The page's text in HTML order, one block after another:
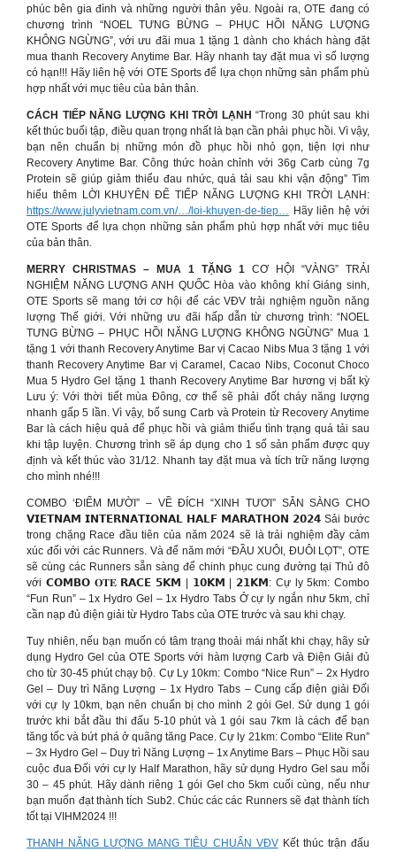
phúc bên gia đình và những người thân yêu. Ngoài ra, OTE đang có
chương trình “NOEL TƯNG BỪNG – PHỤC HỒI NĂNG LƯỢNG
KHÔNG NGỪNG”, với ưu đãi mua 1 tặng 1 dành cho khách hàng đặt
mua thanh Recovery Anytime Bar. Hãy nhanh tay đặt mua vì số lượng
có hạn!!! Hãy liên hệ với OTE Sports để lựa chọn những sản phẩm phù
hợp nhất với mục tiêu của bản thân.
CÁCH TIẾP NĂNG LƯỢNG KHI TRỜI LẠNH“Trong 30 phút sau khi
kết thúc buổi tập, điều quan trọng nhất là bạn cần phải phục hồi. Vì vậy,
bạn nên chuẩn bị những món đồ phục hồi nhỏ gọn, tiện lợi như
Recovery Anytime Bar. Công thức hoàn chỉnh với 36g Carb cùng 7g
Protein sẽ giúp giảm thiểu đau nhức, quá tải sau khi vận động” Tìm
hiểu thêm LỜI KHUYÊN ĐỂ TIẾP NĂNG LƯỢNG KHI TRỜI LẠNH:
https://www.julyvietnam.com.vn/…/loi-khuyen-de-tiep… Hãy liên hệ với
OTE Sports để lựa chọn những sản phẩm phù hợp nhất với mục tiêu
của bản thân.
MERRY CHRISTMAS – MUA 1 TẶNG 1 CƠ HỘI “VÀNG” TRẢI
NGHIỆM NĂNG LƯỢNG ANH QUỐC Hòa vào không khí Giáng sinh,
OTE Sports sẽ mang tới cơ hội để các VĐV trải nghiệm nguồn năng
lượng Thế giới. Với những ưu đãi hấp dẫn từ chương trình: “NOEL
TƯNG BỪNG – PHỤC HỒI NĂNG LƯỢNG KHÔNG NGỪNG” Mua 1
tặng 1 với thanh Recovery Anytime Bar vị Cacao Nibs Mua 3 tặng 1 với
thanh Recovery Anytime Bar vị Caramel, Cacao Nibs, Coconut Choco
Mua 5 Hydro Gel tặng 1 thanh Recovery Anytime Bar hương vị bất kỳ
Lưu ý: Với thời tiết mùa Đông, cơ thể sẽ phải đốt cháy năng lượng
nhanh gấp 5 lần. Vì vậy, bổ sung Carb và Protein từ Recovery Anytime
Bar là cách hiệu quả để phục hồi và giảm thiểu tình trạng quá tải sau
khi tập luyện. Chương trình sẽ áp dụng cho 1 số sản phẩm được quy
định và kết thúc vào 31/12. Nhanh tay đặt mua và tích trữ năng lượng
cho mình nhé!!!
COMBO ‘ĐIỂM MƯỜI” – VỀ ĐÍCH “XINH TƯƠI” SẴN SÀNG CHO
𝗩𝗜𝗘𝗧𝗡𝗔𝗠 𝗜𝗡𝗧𝗘𝗥𝗡𝗔𝗧𝗜𝗢𝗡𝗔𝗟 𝗛𝗔𝗟𝗙 𝗠𝗔𝗥𝗔𝗧𝗛𝗢𝗡 𝟮𝟬𝟮𝟰 Sải bước
trong chặng Race đầu tiên của năm 2024 sẽ là trải nghiệm đầy cảm
xúc đối với các Runners. Và để năm mới “ĐẦU XUÔI, ĐUÔI LỌT”, OTE
sẽ cùng các Runners sẵn sàng để chinh phục cung đường tại Thủ đô
với 𝗖𝗢𝗠𝗕𝗢 𝐎𝐓𝐄 𝗥𝗔𝗖𝗘 𝟱𝗞𝗠 | 𝟭𝟬𝗞𝗠 | 𝟮𝟭𝗞𝗠: Cự ly 5km: Combo
“Fun Run” – 1x Hydro Gel – 1x Hydro Tabs Ở cự ly ngắn như 5km, chỉ
cần nạp đủ điện giải từ Hydro Tabs của OTE trước và sau khi chạy.
Tuy nhiên, nếu bạn muốn có tâm trạng thoải mái nhất khi chạy, hãy sử
dụng Hydro Gel của OTE Sports với hàm lượng Carb và Điện Giải đủ
cho từ 30-45 phút chạy bộ. Cự Ly 10km: Combo “Nice Run” – 2x Hydro
Gel – Duy trì Năng Lượng – 1x Hydro Tabs – Cung cấp điện giải Đối
với cự ly 10km, bạn nên chuẩn bị cho mình 2 gói Gel. Sử dụng 1 gói
trước khi bắt đầu thi đấu 5-10 phút và 1 gói sau 7km là cách để bạn
tăng tốc và bứt phá ở quãng tăng Pace. Cự ly 21km: Combo “Elite Run”
– 3x Hydro Gel – Duy trì Năng Lượng – 1x Anytime Bars – Phục Hồi sau
cuộc đua Đối với cự ly Half Marathon, hãy sử dụng Hydro Gel sau mỗi
30 – 45 phút. Hãy dành riêng 1 gói Gel cho 5km cuối cùng, nếu như
bạn muốn đạt thành tích Sub2. Chúc các các Runners sẽ đạt thành tích
tốt tại VIHM2024 !!!
THANH NĂNG LƯỢNG MANG TIÊU CHUẨN VĐVKết thúc trận đấu